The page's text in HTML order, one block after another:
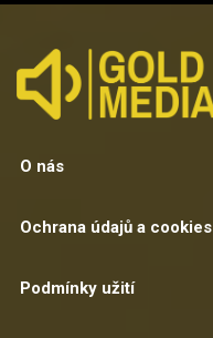
O nás
Ochrana údajů a cookies
Podmínky užití